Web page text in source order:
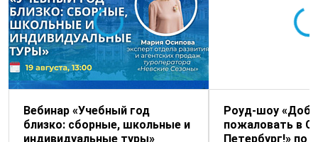
Вебинар «Учебный год
близко: сборные, школьные и
индивидуальные туры»
Роуд-шоу
пожаловать в
Петербург!» по